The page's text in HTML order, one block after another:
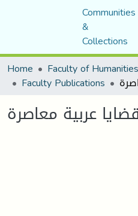
Communities
&
Collections
Home
Faculty Publications
قضايا عربية معاصرة